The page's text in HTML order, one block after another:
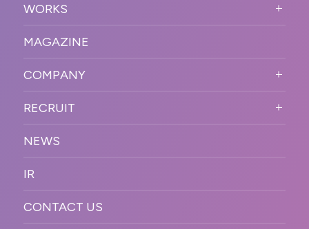
VISION
OUR DNA
STRONG POINT
BUSINESS DOMAIN
SOLUTION
WORKFLOW
WORKS
オンラインイベント
SNSプロモーション
プラットフォーム販
促
デジタル制作・映像
制作
PR
カンファレンス・展示会・アワ
ESPORTS・ゲームプロモーシ
MAGAZINE
COMPANY
COMPANY INFORMATION
MESSAGE
OFFICER
ACCESS
ORGANIZATION CHART
RECRUIT
新卒採用
キャリア採用
NEWS
IR
CONTACT US